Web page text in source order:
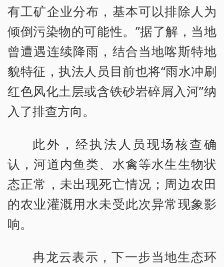
有工矿企业分布，基本可以排除人为
倾倒污染物的可能性。”据了解，当地
曾遭遇连续降雨，结合当地喀斯特地
貌特征，执法人员目前也将“雨水冲刷
红色风化土层或含铁砂岩碎屑入河”纳
入了排查方向。
此外，经执法人员现场核查确
认，河道内鱼类、水禽等水生生物状
态正常，未出现死亡情况；周边农田
的农业灌溉用水未受此次异常现象影
响。
冉龙云表示，下一步当地生态环